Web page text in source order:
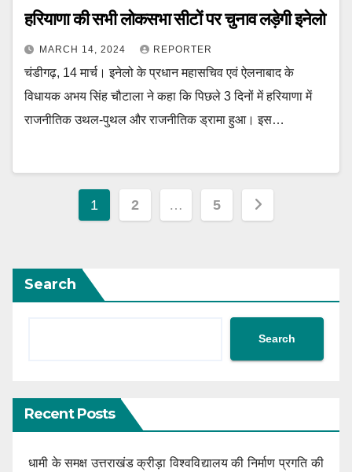
हरियाणा की सभी लोकसभा सीटों पर चुनाव लड़ेगी इनेलो
MARCH 14, 2024 REPORTER
चंडीगढ़, 14 मार्च। इनेलो के प्रधान महासचिव एवं ऐलनाबाद के
विधायक अभय सिंह चौटाला ने कहा कि पिछले 3 दिनों में हरियाणा में
राजनीतिक उथल-पुथल और राजनीतिक ड्रामा हुआ। इस…
Posts
1 2 … 5
Search
Search
Recent Posts
धामी के समक्ष उत्तराखंड क्रीड़ा विश्वविद्यालय की निर्माण प्रगति की